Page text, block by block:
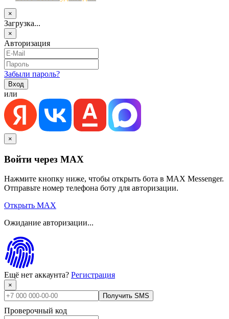
×
Загрузка...
×
Авторизация
Забыли пароль?
или
×
Войти через MAX
Нажмите кнопку ниже, чтобы открыть бота в MAX Messenger.
Отправьте номер телефона боту для авторизации.
Открыть MAX
Ожидание авторизации...
Ещё нет аккаунта? Регистрация
×
Получить SMS
Проверочный код